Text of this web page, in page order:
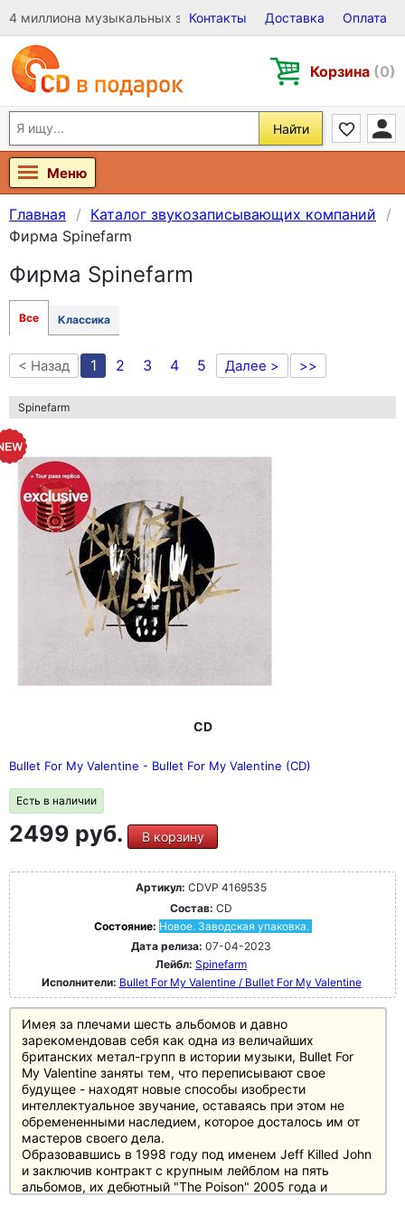
4 миллиона музыкальных записей на Виниле, CD и DVD
Контакты Доставка Оплата
Корзина (0)
Найти
Меню
Главная
Каталог звукозаписывающих компаний
Фирма Spinefarm
Фирма Spinefarm
Все Классика
< Назад 1 2 3 4 5 Далее > >>
Spinefarm
CD
Bullet For My Valentine - Bullet For My Valentine (CD)
Есть в наличии
2499 руб. В корзину
Артикул: CDVP 4169535
Состав: CD
Состояние: Новое. Заводская упаковка.
Дата релиза: 07-04-2023
Лейбл: Spinefarm
Исполнители: Bullet For My Valentine / Bullet For My Valentine
Имея за плечами шесть альбомов и давно
зарекомендовав себя как одна из величайших
британских метал-групп в истории музыки, Bullet For
My Valentine заняты тем, что переписывают свое
будущее - находят новые способы изобрести
интеллектуальное звучание, оставаясь при этом не
обремененными наследием, которое досталось им от
мастеров своего дела.
Образовавшись в 1998 году под именем Jeff Killed John
и заключив контракт с крупным лейблом на пять
альбомов, их дебютный "The Poison" 2005 года и